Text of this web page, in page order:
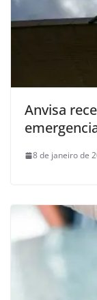
Anvisa
8 de janeiro de